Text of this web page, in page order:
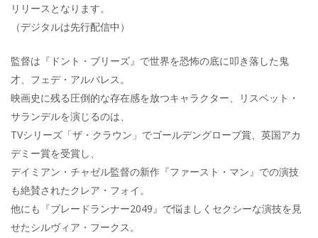
リリースとなります。
（デジタルは先行配信中）
監督は『ドント・ブリーズ』で世界を恐怖の底に叩き落した鬼
才、フェデ・アルバレス。
映画史に残る圧倒的な存在感を放つキャラクター、リスベット・
サランデルを演じるのは、
TVシリーズ「ザ・クラウン」でゴールデングローブ賞、英国アカ
デミー賞を受賞し、
デイミアン・チャゼル監督の新作『ファースト・マン』での演技
も絶賛されたクレア・フォイ。
他にも『ブレードランナー2049』で悩ましくセクシーな演技を見
せたシルヴィア・フークス。